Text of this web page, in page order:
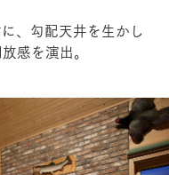
、勾配天井を生かし
感を演出。